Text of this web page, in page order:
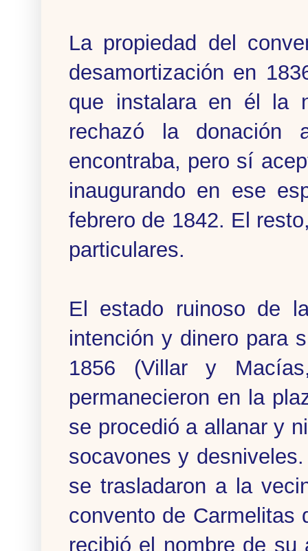
La propiedad del
desamortización en
que instalara en él la
rechazó la donación
encontraba, pero sí
inaugurando en ese
febrero de 1842. El
particulares.
El estado ruinoso de
intención y dinero para
1856 (Villar y
permanecieron en la
se procedió a allanar y
socavones y
se trasladaron a la
convento de Carmelitas
recibió el nombre de su